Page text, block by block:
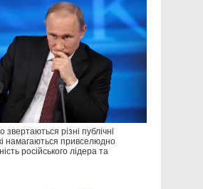
звертаються різні публічні
намагаються привселюдно
російського лідера та